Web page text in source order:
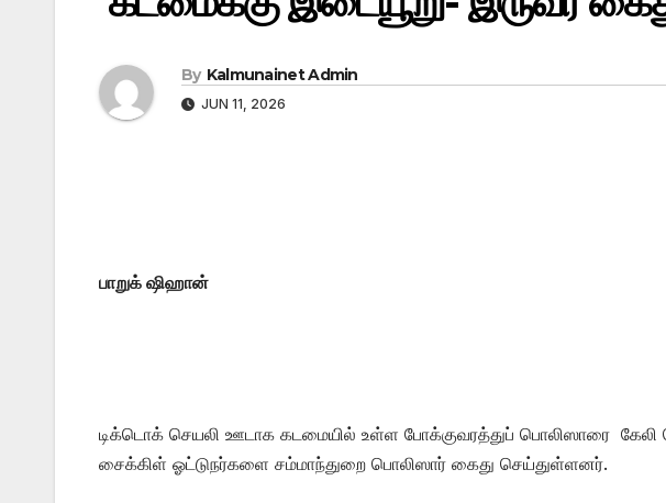
By Kalmunainet Admin
JUN 11, 2026
பாறுக் ஷிஹான்
டிக்டொக் செயலி ஊடாக கடமையில் உள்ள போக்குவரத்துப் பொலிஸாரை
சைக்கிள் ஓட்டுநர்களை சம்மாந்துறை பொலிஸார் கைது செய்துள்ளனர்.